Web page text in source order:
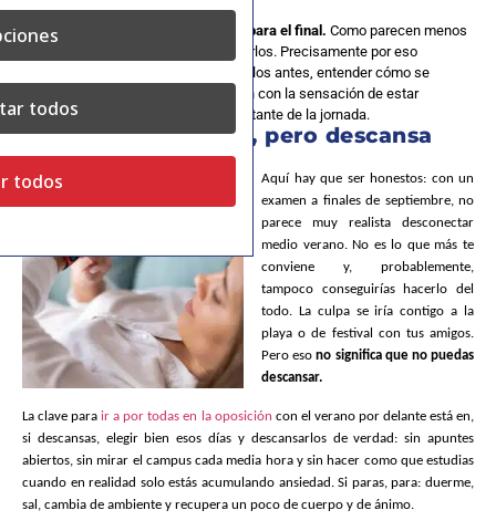
distinta.
No dejes CIB y personalidad para el final. Como parecen menos
“estudiables”, es fácil aparcarlos. Precisamente por eso
conviene familiarizarse con ellos antes, entender cómo se
plantean y no llegar al examen con la sensación de estar
improvisando una parte importante de la jornada.
Descansa unos días, pero descansa
bien
Aquí hay que ser honestos: con un
examen a finales de septiembre, no
parece muy realista desconectar
medio verano. No es lo que más te
conviene y, probablemente,
tampoco conseguirías hacerlo del
todo. La culpa se iría contigo a la
playa o de festival con tus amigos.
Pero esono significa que no puedas
descansar.
La clave parair a por todas en la oposición con el verano por delante está en,
si descansas, elegir bien esos días y descansarlos de verdad: sin apuntes
abiertos, sin mirar el campus cada media hora y sin hacer como que estudias
cuando en realidad solo estás acumulando ansiedad. Si paras, para: duerme,
sal, cambia de ambiente y recupera un poco de cuerpo y de ánimo.
todos
todos